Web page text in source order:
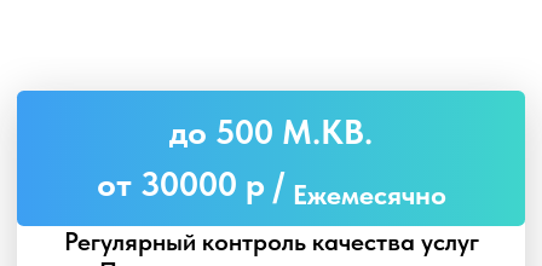
до 1000 М.КВ.
от 70000 р /Ежемесячно